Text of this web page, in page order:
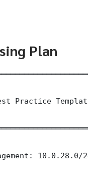
Plan
Practice